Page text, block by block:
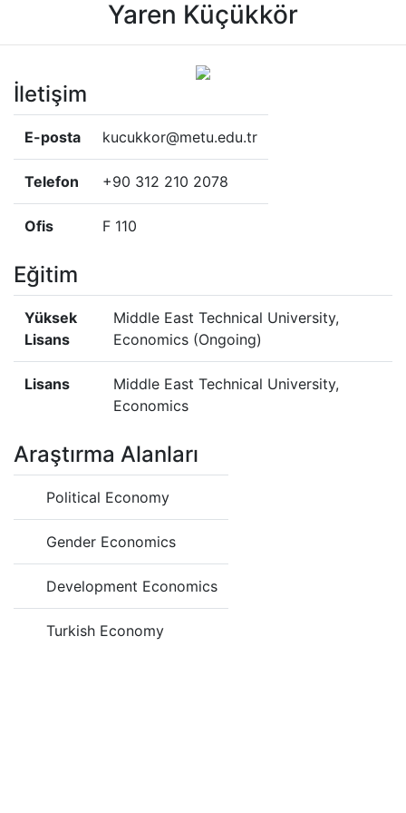
Yaren Küçükkör
İletişim
E-posta kucukkor@metu.edu.tr
Telefon +90 312 210 2078
Ofis F 110
Eğitim
Yüksek
Lisans
Middle East Technical University,
Economics (Ongoing)
Lisans
Middle East Technical University,
Economics
Araştırma Alanları
Political Economy
Gender Economics
Development Economics
Turkish Economy